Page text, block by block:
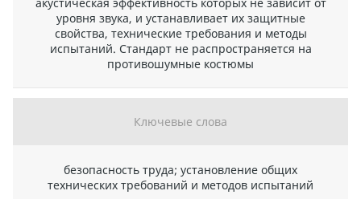
акустическая эффективность которых не зависит от
уровня звука, и устанавливает их защитные
свойства, технические требования и методы
испытаний. Стандарт не распространяется на
противошумные костюмы
Ключевые слова
безопасность труда; установление общих
технических требований и методов испытаний